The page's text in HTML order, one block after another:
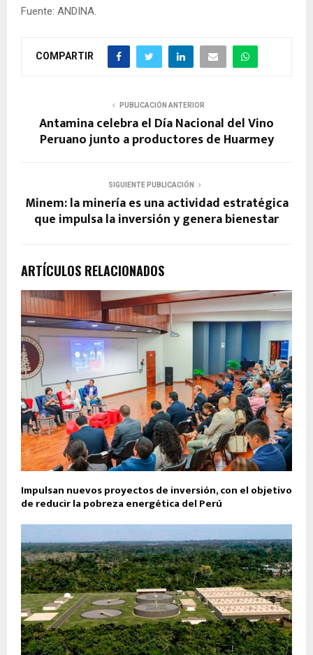
Fuente: ANDINA.
COMPARTIR
PUBLICACIÓN ANTERIOR
Antamina celebra el Día Nacional del Vino
Peruano junto a productores de Huarmey
SIGUIENTE PUBLICACIÓN
Minem: la minería es una actividad estratégica
que impulsa la inversión y genera bienestar
ARTÍCULOS RELACIONADOS
Impulsan nuevos proyectos de inversión, con el objetivo
de reducir la pobreza energética del Perú